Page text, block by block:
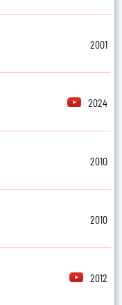
2001
2024
2010
2010
2012